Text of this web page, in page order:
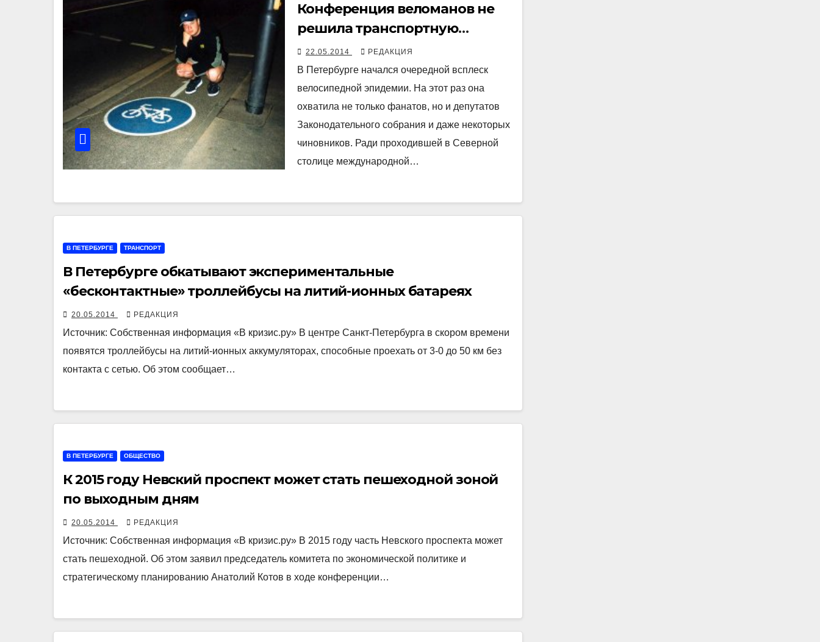
Конференция веломанов не
решила транспортную
проблему
22.05.2014 РЕДАКЦИЯ
В Петербурге начался очередной всплеск
велосипедной эпидемии. На этот раз она
охватила не только фанатов, но и депутатов
Законодательного собрания и даже некоторых
чиновников. Ради проходившей в Северной
столице международной…
В ПЕТЕРБУРГЕ ТРАНСПОРТ
В Петербурге обкатывают экспериментальные
«бесконтактные» троллейбусы на литий-ионных батареях
20.05.2014 РЕДАКЦИЯ
Источник: Собственная информация «В кризис.ру» В центре Санкт-Петербурга в скором времени
появятся троллейбусы на литий-ионных аккумуляторах, способные проехать от 3-0 до 50 км без
контакта с сетью. Об этом сообщает…
В ПЕТЕРБУРГЕ ОБЩЕСТВО
К 2015 году Невский проспект может стать пешеходной зоной
по выходным дням
20.05.2014 РЕДАКЦИЯ
Источник: Собственная информация «В кризис.ру» В 2015 году часть Невского проспекта может
стать пешеходной. Об этом заявил председатель комитета по экономической политике и
стратегическому планированию Анатолий Котов в ходе конференции…